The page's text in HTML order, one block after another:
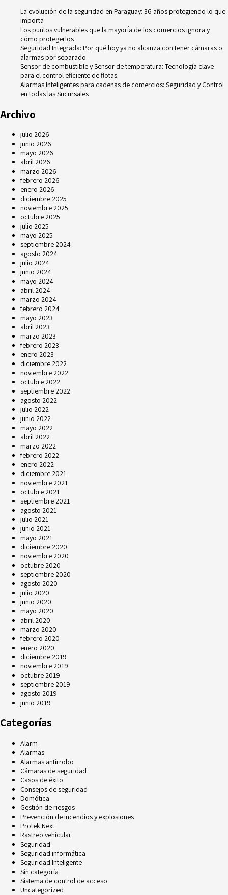
La evolución de la seguridad en Paraguay: 36 años protegiendo lo que
importa
Los puntos vulnerables que la mayoría de los comercios ignora y
cómo protegerlos
Seguridad Integrada: Por qué hoy ya no alcanza con tener cámaras o
alarmas por separado.
Sensor de combustible y Sensor de temperatura: Tecnología clave
para el control eficiente de flotas.
Alarmas Inteligentes para cadenas de comercios: Seguridad y Control
en todas las Sucursales
Archivo
julio 2026
junio 2026
mayo 2026
abril 2026
marzo 2026
febrero 2026
enero 2026
diciembre 2025
noviembre 2025
octubre 2025
julio 2025
mayo 2025
septiembre 2024
agosto 2024
julio 2024
junio 2024
mayo 2024
abril 2024
marzo 2024
febrero 2024
mayo 2023
abril 2023
marzo 2023
febrero 2023
enero 2023
diciembre 2022
noviembre 2022
octubre 2022
septiembre 2022
agosto 2022
julio 2022
junio 2022
mayo 2022
abril 2022
marzo 2022
febrero 2022
enero 2022
diciembre 2021
noviembre 2021
octubre 2021
septiembre 2021
agosto 2021
julio 2021
junio 2021
mayo 2021
diciembre 2020
noviembre 2020
octubre 2020
septiembre 2020
agosto 2020
julio 2020
junio 2020
mayo 2020
abril 2020
marzo 2020
febrero 2020
enero 2020
diciembre 2019
noviembre 2019
octubre 2019
septiembre 2019
agosto 2019
junio 2019
Categorías
Alarm
Alarmas
Alarmas antirrobo
Cámaras de seguridad
Casos de éxito
Consejos de seguridad
Domótica
Gestión de riesgos
Prevención de incendios y explosiones
Protek Next
Rastreo vehicular
Seguridad
Seguridad informática
Seguridad Inteligente
Sin categoría
Sistema de control de acceso
Uncategorized